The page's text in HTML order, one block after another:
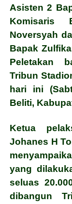
Asisten 2
Komisaris
Noversyah
Bapak
Peletakan
Tribun
hari ini
Beliti,
Ketua
Johanes H
yang
seluas
dibangun